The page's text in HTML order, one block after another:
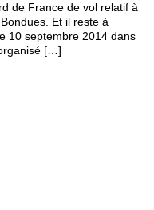
de France de vol relatif à
Et il reste à
10 septembre 2014 dans
[…]